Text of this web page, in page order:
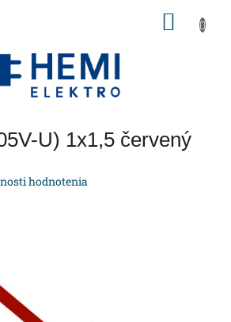
U) 1x1,5 červený
hodnotenia